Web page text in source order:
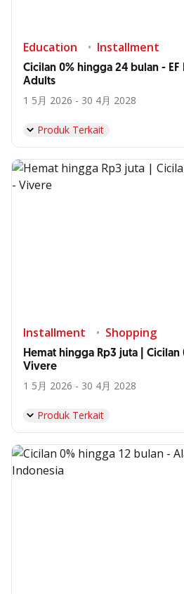
Education Installment
Cicilan 0% hingga 24 bulan - EF
Adults
1 5月 2026 - 30 4月 2028
Produk Terkait
Installment Shopping
Hemat hingga Rp3 juta | Cicilan
Vivere
1 5月 2026 - 30 4月 2028
Produk Terkait